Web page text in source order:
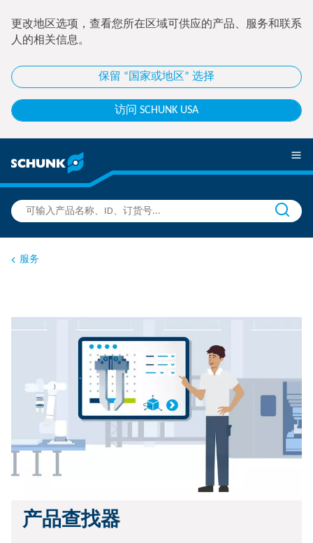
更改地区选项，查看您所在区域可供应的产品、服务和联系
人的相关信息。
保留 “国家或地区” 选择
访问 SCHUNK USA
服务
产品查找器